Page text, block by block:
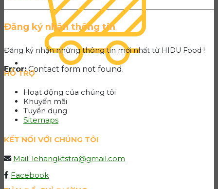
Đăng ký nhận thông tin
Đăng ký nhận những thông tin mới nhất từ HIDU Food !
Error:Contact form not found.
HỖ TRỢ
Hoạt động của chúng tôi
Khuyến mãi
Tuyển dụng
Sitemaps
KẾT NỐI VỚI CHÚNG TÔI
Mail: lehangktstra@gmail.com
Facebook